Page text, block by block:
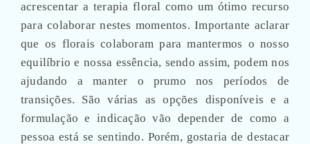
acrescentar a terapia floral como um ótimo recurso
para colaborar nestes momentos. Importante aclarar
que os florais colaboram para mantermos o nosso
equilíbrio e nossa essência, sendo assim, podem nos
ajudando a manter o prumo nos períodos de
transições. São várias as opções disponíveis e a
formulação e indicação vão depender de como a
pessoa está se sentindo. Porém, gostaria de destacar